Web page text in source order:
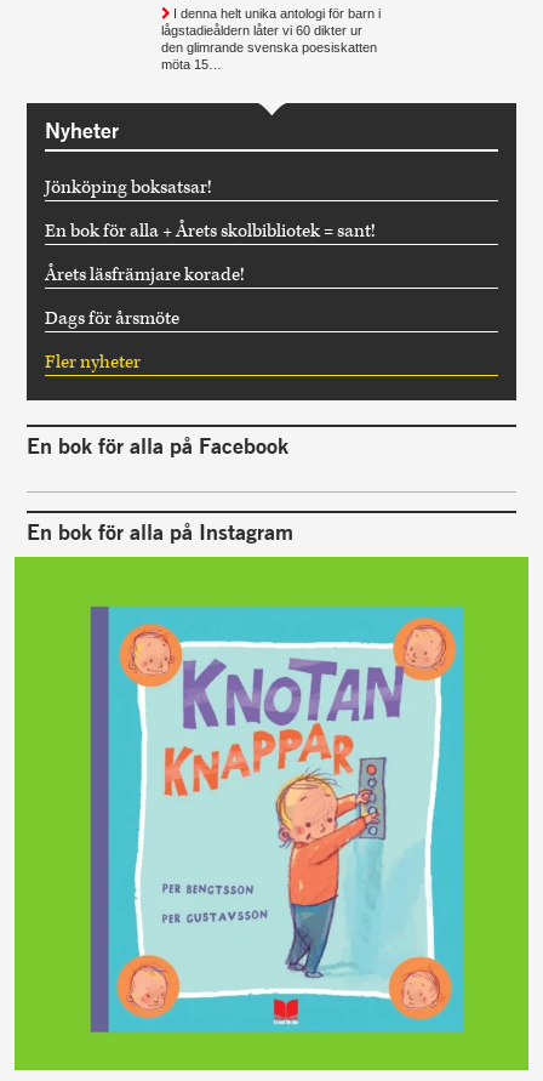
I denna helt unika antologi för barn i
lågstadieåldern låter vi 60 dikter ur
den glimrande svenska poesiskatten
möta 15…
Nyheter
Jönköping boksatsar!
En bok för alla + Årets skolbibliotek = sant!
Årets läsfrämjare korade!
Dags för årsmöte
Fler nyheter
En bok för alla på Facebook
En bok för alla på Instagram